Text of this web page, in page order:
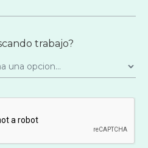
trabajo?